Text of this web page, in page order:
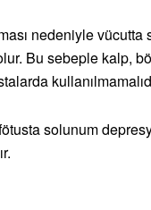
nedeniyle vücutta
Bu sebeple kalp,
solunum